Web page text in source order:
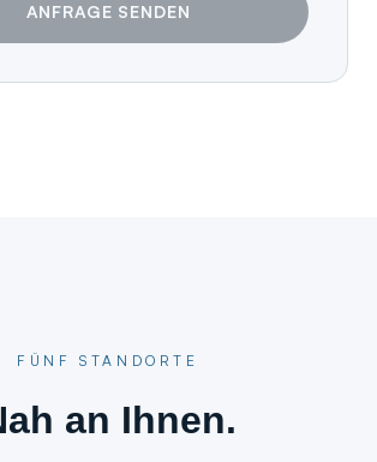
ANFRAGE SENDEN
FÜNF STANDORTE
an Ihnen.